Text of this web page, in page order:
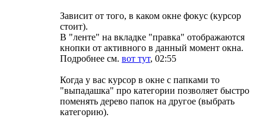
Зависит от того, в каком окне фокус (курсор
стоит).
В "ленте" на вкладке "правка" отображаются
кнопки от активного в данный момент окна.
Подробнее см. вот тут, 02:55
Когда у вас курсор в окне с папками то
"выпадашка" про категории позволяет быстро
поменять дерево папок на другое (выбрать
категорию).